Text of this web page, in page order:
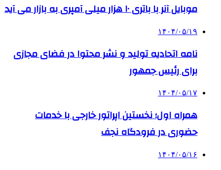
موبایل آنر با باتری ۱۰ هزار میلی آمپری به بازار می آید
۱۴۰۴/۰۵/۱۹
نامه اتحادیه تولید و نشر محتوا در فضای مجازی
برای رئیس جمهور
۱۴۰۴/۰۵/۱۷
همراه اول؛ نخستین اپراتور خارجی با خدمات
حضوری در فرودگاه نجف
۱۴۰۴/۰۵/۱۶